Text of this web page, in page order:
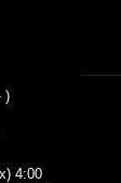
)
4:00